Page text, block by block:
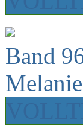
Band